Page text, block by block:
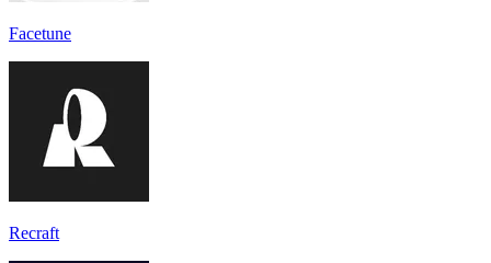
Facetune
Recraft